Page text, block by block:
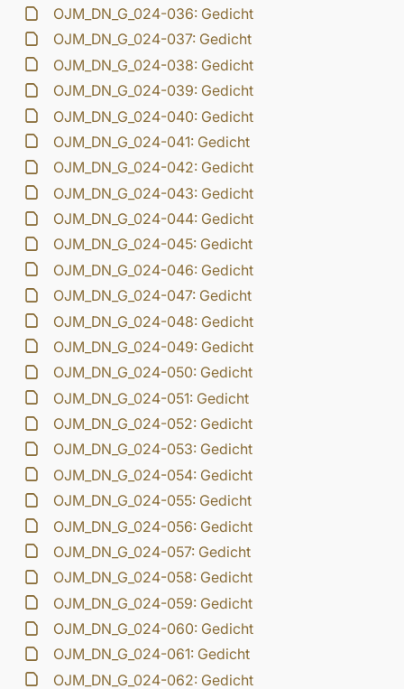
OJM_DN_G_024-036: Gedicht
OJM_DN_G_024-037: Gedicht
OJM_DN_G_024-038: Gedicht
OJM_DN_G_024-039: Gedicht
OJM_DN_G_024-040: Gedicht
OJM_DN_G_024-041: Gedicht
OJM_DN_G_024-042: Gedicht
OJM_DN_G_024-043: Gedicht
OJM_DN_G_024-044: Gedicht
OJM_DN_G_024-045: Gedicht
OJM_DN_G_024-046: Gedicht
OJM_DN_G_024-047: Gedicht
OJM_DN_G_024-048: Gedicht
OJM_DN_G_024-049: Gedicht
OJM_DN_G_024-050: Gedicht
OJM_DN_G_024-051: Gedicht
OJM_DN_G_024-052: Gedicht
OJM_DN_G_024-053: Gedicht
OJM_DN_G_024-054: Gedicht
OJM_DN_G_024-055: Gedicht
OJM_DN_G_024-056: Gedicht
OJM_DN_G_024-057: Gedicht
OJM_DN_G_024-058: Gedicht
OJM_DN_G_024-059: Gedicht
OJM_DN_G_024-060: Gedicht
OJM_DN_G_024-061: Gedicht
OJM_DN_G_024-062: Gedicht